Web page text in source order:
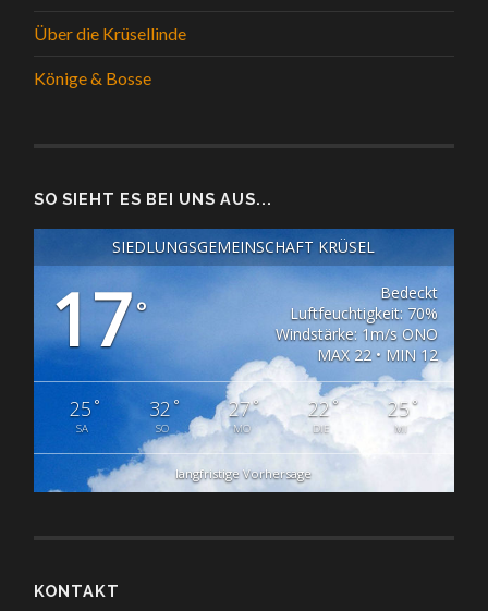
Über die Krüsellinde
Könige & Bosse
SO SIEHT ES BEI UNS AUS...
SIEDLUNGSGEMEINSCHAFT KRÜSEL
17°
Bedeckt
Luftfeuchtigkeit: 70%
Windstärke: 1m/s ONO
MAX 22 • MIN 12
25°
SA
32 °
SO
27°
MO
22°
DIE
25°
MI
langfristige Vorhersage
KONTAKT